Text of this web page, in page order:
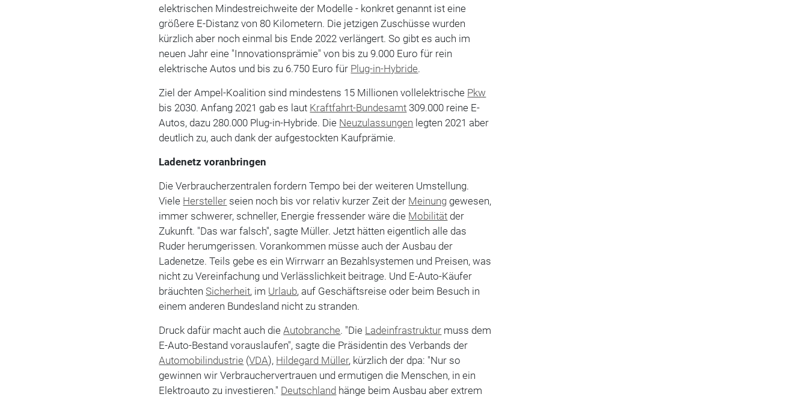
elektrischen Mindestreichweite der Modelle - konkret genannt ist eine
größere E-Distanz von 80 Kilometern. Die jetzigen Zuschüsse wurden
kürzlich aber noch einmal bis Ende 2022 verlängert. So gibt es auch im
neuen Jahr eine "Innovationsprämie" von bis zu 9.000 Euro für rein
elektrische Autos und bis zu 6.750 Euro für Plug-in-Hybride.
Ziel der Ampel-Koalition sind mindestens 15 Millionen vollelektrische Pkw
bis 2030. Anfang 2021 gab es laut Kraftfahrt-Bundesamt 309.000 reine E-
Autos, dazu 280.000 Plug-in-Hybride. Die Neuzulassungen legten 2021 aber
deutlich zu, auch dank der aufgestockten Kaufprämie.
Ladenetz voranbringen
Die Verbraucherzentralen fordern Tempo bei der weiteren Umstellung.
Viele Hersteller seien noch bis vor relativ kurzer Zeit der Meinung gewesen,
immer schwerer, schneller, Energie fressender wäre die Mobilität der
Zukunft. "Das war falsch", sagte Müller. Jetzt hätten eigentlich alle das
Ruder herumgerissen. Vorankommen müsse auch der Ausbau der
Ladenetze. Teils gebe es ein Wirrwarr an Bezahlsystemen und Preisen, was
nicht zu Vereinfachung und Verlässlichkeit beitrage. Und E-Auto-Käufer
bräuchten Sicherheit, im Urlaub, auf Geschäftsreise oder beim Besuch in
einem anderen Bundesland nicht zu stranden.
Druck dafür macht auch dieAutobranche. "Die Ladeinfrastruktur muss dem
E-Auto-Bestand vorauslaufen", sagte die Präsidentin des Verbands der
Automobilindustrie (VDA), Hildegard Müller, kürzlich der dpa: "Nur so
gewinnen wir Verbrauchervertrauen und ermutigen die Menschen, in ein
Elektroauto zu investieren." Deutschland hänge beim Ausbau aber extrem